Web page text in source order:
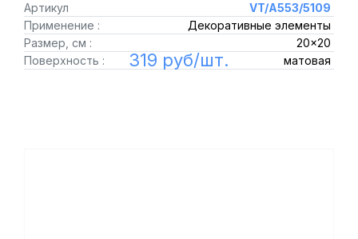
Артикул
VT/A553/5109
Применение :
Декоративные элементы
Размер, см :
20x20
Поверхность :
матовая
319 руб/шт.